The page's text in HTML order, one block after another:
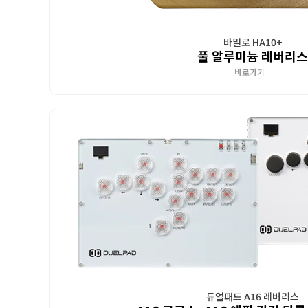
바밀로 HA10+
풀 알루미늄 레버리스
바로가기
듀얼패드 A16 레버리스